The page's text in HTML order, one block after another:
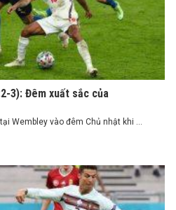
3): Đêm xuất sắc của
Wembley vào đêm Chủ nhật khi ...